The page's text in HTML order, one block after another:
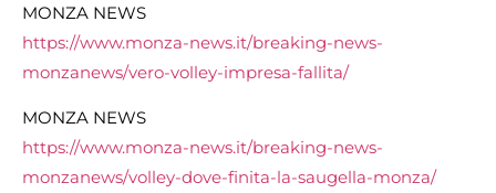
MONZA NEWS
https://www.monza-news.it/breaking-news-
monzanews/vero-volley-impresa-fallita/
MONZA NEWS
https://www.monza-news.it/breaking-news-
monzanews/volley-dove-finita-la-saugella-monza/